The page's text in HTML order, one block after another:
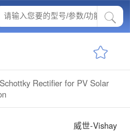
Rectifier for PV Solar
威世-Vishay